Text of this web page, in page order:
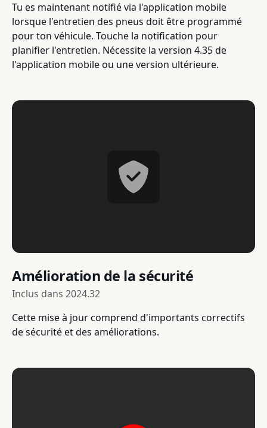
Tu es maintenant notifié via l'application mobile
lorsque l'entretien des pneus doit être programmé
pour ton véhicule. Touche la notification pour
planifier l'entretien. Nécessite la version 4.35 de
l'application mobile ou une version ultérieure.
Amélioration de la sécurité
Inclus dans 2024.32
Cette mise à jour comprend d'importants correctifs
de sécurité et des améliorations.